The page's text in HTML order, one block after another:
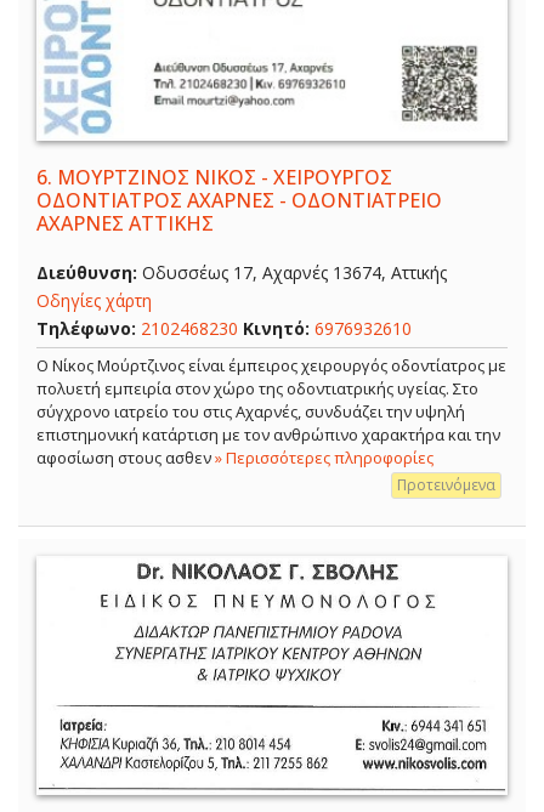
6. ΜΟΥΡΤΖΙΝΟΣ ΝΙΚΟΣ - ΧΕΙΡΟΥΡΓΟΣ
ΟΔΟΝΤΙΑΤΡΟΣ ΑΧΑΡΝΕΣ - ΟΔΟΝΤΙΑΤΡΕΙΟ
ΑΧΑΡΝΕΣ ΑΤΤΙΚΗΣ
Διεύθυνση: Οδυσσέως 17, Αχαρνές 13674, Αττικής
Οδηγίες χάρτη
Τηλέφωνο: 2102468230 Κινητό: 6976932610
Ο Νίκος Μούρτζινος είναι έμπειρος χειρουργός οδοντίατρος με
πολυετή εμπειρία στον χώρο της οδοντιατρικής υγείας. Στο
σύγχρονο ιατρείο του στις Αχαρνές, συνδυάζει την υψηλή
επιστημονική κατάρτιση με τον ανθρώπινο χαρακτήρα και την
αφοσίωση στους ασθεν» Περισσότερες πληροφορίες
Προτεινόμενα